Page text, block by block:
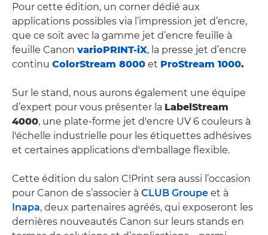
Pour cette édition, un corner dédié aux
applications possibles via l’impression jet d’encre,
que ce soit avec la gamme jet d’encre feuille à
feuille Canon varioPRINT-iX, la presse jet d’encre
continu ColorStream 8000 et ProStream 1000.
Sur le stand, nous aurons également une équipe
d’expert pour vous présenter la LabelStream
4000, une plate-forme jet d'encre UV 6 couleurs à
l'échelle industrielle pour les étiquettes adhésives
et certaines applications d'emballage flexible.
Cette édition du salon C!Print sera aussi l’occasion
pour Canon de s’associer à CLUB Groupe et à
Inapa, deux partenaires agréés, qui exposeront les
dernières nouveautés Canon sur leurs stands en